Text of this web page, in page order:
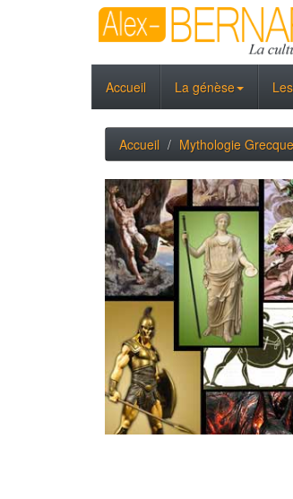
Accueil La génèse
Accueil Mythologie Grecque